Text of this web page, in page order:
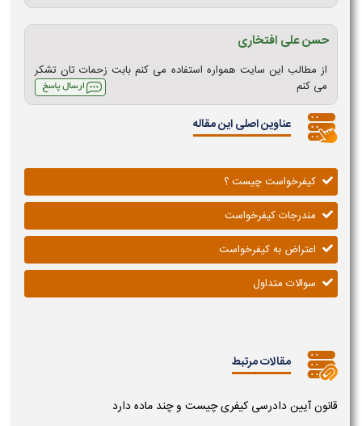
حسن علی افتخاری
از مطالب این سایت همواره استفاده می کنم بابت زحمات تان تشکر
می کنم
عناوین اصلی این مقاله
کیفرخواست چیست ؟
مندرجات کیفرخواست
اعتراض به کیفرخواست
سوالات متداول
مقالات مرتبط
قانون آیین دادرسی کیفری چیست و چند ماده دارد